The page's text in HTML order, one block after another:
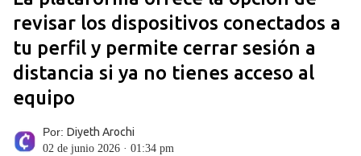
revisar los dispositivos conectados a
tu perfil y permite cerrar sesión a
distancia si ya no tienes acceso al
equipo
Por: Diyeth Arochi
02 de junio 2026 · 01:34 pm